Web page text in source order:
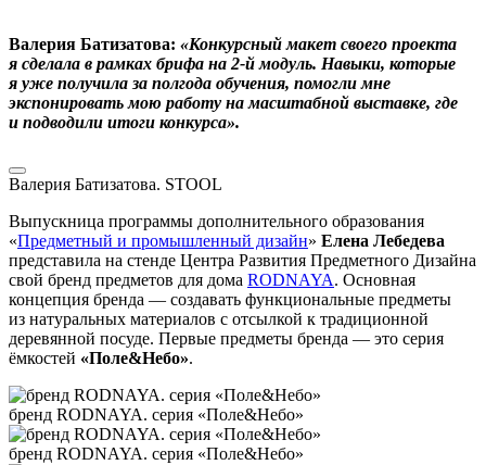
Валерия Батизатова: «Конкурсный макет своего проекта
я сделала в рамках брифа на 2-й модуль. Навыки, которые
я уже получила за полгода обучения, помогли мне
экспонировать мою работу на масштабной выставке, где
и подводили итоги конкурса».
Валерия Батизатова. STOOL
Выпускница программы дополнительного образования
«Предметный и промышленный дизайн» Елена Лебедева
представила на стенде Центра Развития Предметного Дизайна
свой бренд предметов для дома RODNAYA. Основная
концепция бренда — создавать функциональные предметы
из натуральных материалов с отсылкой к традиционной
деревянной посуде. Первые предметы бренда — это серия
ёмкостей «Поле&Небо».
бренд RODNAYA. серия «Поле&Небо»
бренд RODNAYA. серия «Поле&Небо»